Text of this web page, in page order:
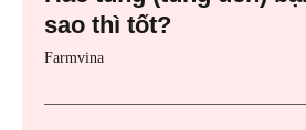
sao thì tốt?
Farmvina